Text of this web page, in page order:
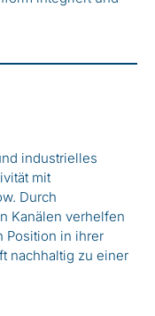
industrielles
mit
Durch
Kanälen verhelfen
Position in ihrer
nachhaltig zu einer